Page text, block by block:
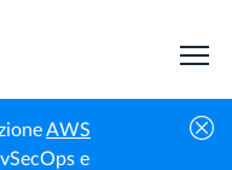
AWS
e
Audit del database